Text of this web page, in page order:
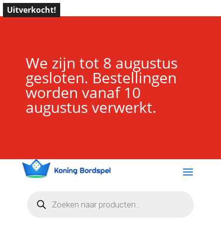
We zijn tot 8 augustus
gesloten. Bestellingen
worden vanaf 10
augustus verwerkt.
zoeken
Uitverkocht!